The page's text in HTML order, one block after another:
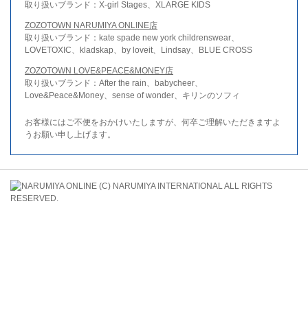
取り扱いブランド：X-girl Stages、XLARGE KIDS
ZOZOTOWN NARUMIYA ONLINE店
取り扱いブランド：kate spade new york childrenswear、
LOVETOXIC、kladskap、by loveit、Lindsay、BLUE CROSS
ZOZOTOWN LOVE&PEACE&MONEY店
取り扱いブランド：After the rain、babycheer、
Love&Peace&Money、sense of wonder、キリンのソフィ
お客様にはご不便をおかけいたしますが、何卒ご理解いただきますよ
うお願い申し上げます。